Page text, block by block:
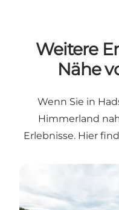
Weitere
Nähe
Wenn Sie in
Himmerland
Erlebnisse. Hier
Natur des